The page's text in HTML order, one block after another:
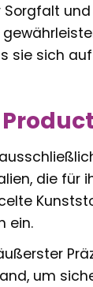
sie sich
die für
ein.
um